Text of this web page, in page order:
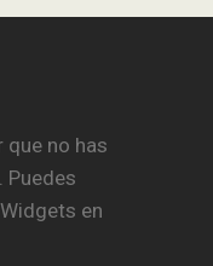
no has
Puedes
en